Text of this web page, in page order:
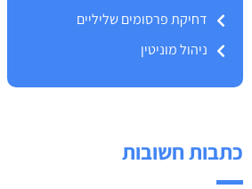
דחיקת פרסומים שליליים
ניהול מוניטין
כתבות חשובות